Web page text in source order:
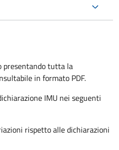
presentando tutta la
in formato PDF.
IMU nei seguenti
rispetto alle dichiarazioni